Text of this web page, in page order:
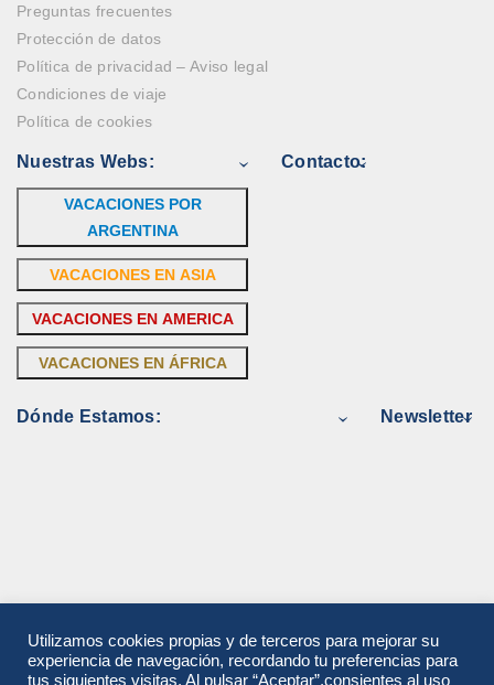
Preguntas frecuentes
Protección de datos
Política de privacidad – Aviso legal
Condiciones de viaje
Política de cookies
Nuestras Webs:
VACACIONES POR
ARGENTINA
VACACIONES EN ASIA
VACACIONES EN AMERICA
VACACIONES EN ÁFRICA
Contacto:
Dónde Estamos: Newsletter
Utilizamos cookies propias y de terceros para mejorar su
experiencia de navegación, recordando tu preferencias para
tus siguientes visitas. Al pulsar “Aceptar”,consientes al uso